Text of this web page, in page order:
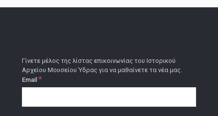
Γίνετε μέλος της λίστας επικοινωνίας του Ιστορικού
Αρχείου Μουσείου Ύδρας για να μαθαίνετε τα νέα μας.
Email *